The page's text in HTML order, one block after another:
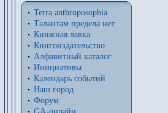
Terra anthroposophia
Талантам предела нет
Книжная лавка
Книгоиздательство
Алфавитный каталог
Инициативы
Календарь событий
Наш город
Форум